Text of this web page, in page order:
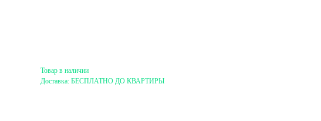
Товар в наличии
Доставка: БЕСПЛАТНО ДО КВАРТИРЫ